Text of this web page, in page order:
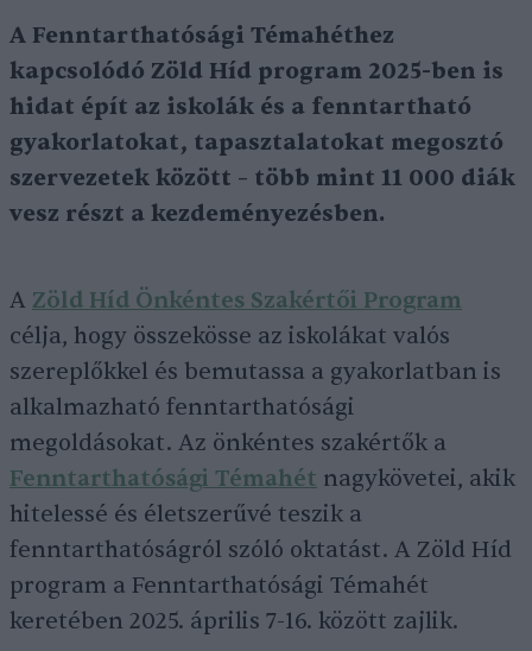
A Fenntarthatósági Témahéthez
kapcsolódó Zöld Híd program 2025-ben is
hidat épít az iskolák és a fenntartható
gyakorlatokat, tapasztalatokat megosztó
szervezetek között – több mint 11 000 diák
vesz részt a kezdeményezésben.
A Zöld Híd Önkéntes Szakértői Program
célja, hogy összekösse az iskolákat valós
szereplőkkel és bemutassa a gyakorlatban is
alkalmazható fenntarthatósági
megoldásokat. Az önkéntes szakértők a
Fenntarthatósági Témahét nagykövetei, akik
hitelessé és életszerűvé teszik a
fenntarthatóságról szóló oktatást. A Zöld Híd
program a Fenntarthatósági Témahét
keretében 2025. április 7-16. között zajlik.